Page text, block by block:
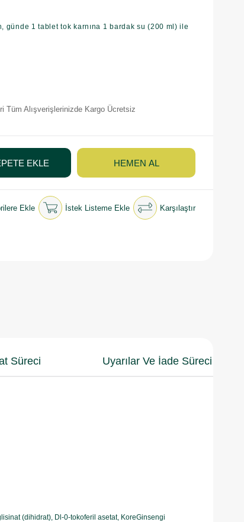
günde 1 tablet tok karnına 1 bardak su (200 ml) ile
Tüm Alışverişlerinizde Kargo Ücretsiz
Ekle İstek Listeme Ekle Karşılaştır
Süreci Uyarılar Ve İade Süreci
(dihidrat), Dl-0-tokoferil asetat, KoreGinsengi